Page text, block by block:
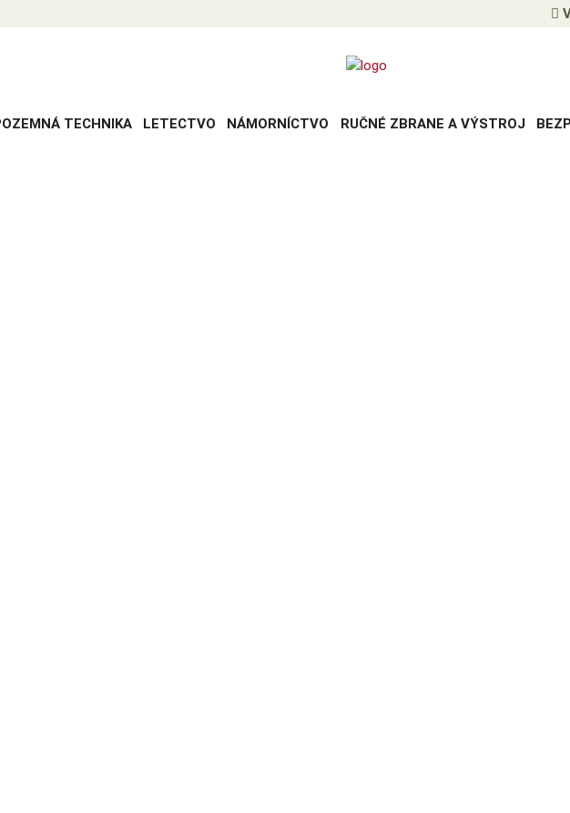
TECHNIKA LETECTVO NÁMORNÍCTVO RUČNÉ ZBRANE A VÝSTROJ